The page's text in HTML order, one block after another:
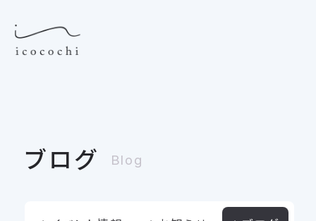
ブログ Blog